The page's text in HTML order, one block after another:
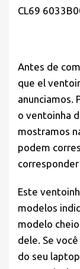
CL69
Antes de
que el
anunciamos.
o ventoinha
mostramos
podem
Este
modelos
modelo
dele. Se
do seu